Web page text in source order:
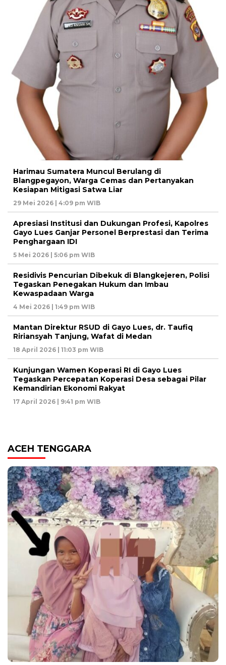
Harimau Sumatera Muncul Berulang di
Blangpegayon, Warga Cemas dan Pertanyakan
Kesiapan Mitigasi Satwa Liar
29 Mei 2026 | 4:09 pm WIB
Apresiasi Institusi dan Dukungan Profesi, Kapolres
Gayo Lues Ganjar Personel Berprestasi dan Terima
Penghargaan IDI
5 Mei 2026 | 5:06 pm WIB
Residivis Pencurian Dibekuk di Blangkejeren, Polisi
Tegaskan Penegakan Hukum dan Imbau
Kewaspadaan Warga
4 Mei 2026 | 1:49 pm WIB
Mantan Direktur RSUD di Gayo Lues, dr. Taufiq
Ririansyah Tanjung, Wafat di Medan
18 April 2026 | 11:03 pm WIB
Kunjungan Wamen Koperasi RI di Gayo Lues
Tegaskan Percepatan Koperasi Desa sebagai Pilar
Kemandirian Ekonomi Rakyat
17 April 2026 | 9:41 pm WIB
ACEH TENGGARA